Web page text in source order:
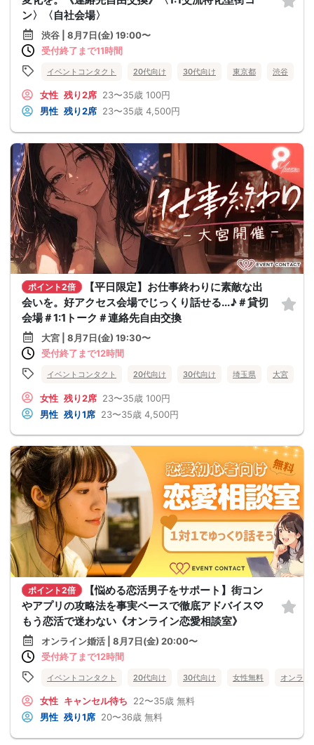
ン〉〈自社会場〉
渋谷 | 8月7日(金) 19:00〜
受付終了まで11時間
イベントコンタクト 20代向け 30代向け 東京都 渋谷
女性 残り2席 23〜35歳 100円
男性 残り2席 23〜35歳 4,500円
ポイント2倍
【平日限定】お仕事終わりに素敵な出
会いを。好アクセス会場でじっくり話せる...♪＃貸切
会場＃1:1トーク＃連絡先自由交換
大宮 | 8月7日(金) 19:30〜
受付終了まで12時間
イベントコンタクト 20代向け 30代向け 埼玉県 大宮
女性 残り2席 23〜35歳 100円
男性 残り1席 23〜35歳 4,500円
ポイント2倍
【悩める恋活男子をサポート】街コン
やアプリの攻略法を事実ベースで徹底アドバイス♡
もう恋活で迷わない《オンライン恋愛相談室》
オンライン婚活 | 8月7日(金) 20:00〜
受付終了まで12時間
イベントコンタクト 20代向け 30代向け 女性無料 オンライ
女性 キャンセル待ち 22〜35歳 無料
男性 残り1席 20〜36歳 無料